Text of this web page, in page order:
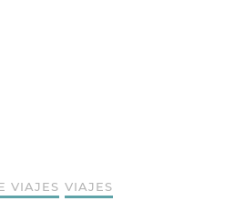
VIAJES VIAJES